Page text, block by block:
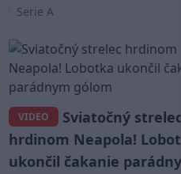
Serie A
VIDEO
Sviatočný strelec
hrdinom Neapola!
ukončil čakanie